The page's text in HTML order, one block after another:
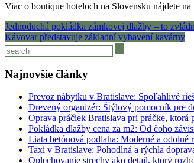
Viac o boutique hoteloch na Slovensku nájdete
Navigácia
v
článku
Jednoduchá pokládka zámkovej dlažby – to
Kávovar představuje základní vybavení kavárny
Najnovšie články
Prevoz nábytku v Bratislave: Spoľahlivé
Drevený organizér: Štýlový pomocník pre
Oprava práčiek Bratislava pri práčke, ktorá
Pokládka dlažby cena za m2: Od čoho
Liata betónová podlaha: Moderné a odolné
Taxi v Bratislave: Pohodlná a rýchla
Oplechovanie strechy ako detail, ktorý